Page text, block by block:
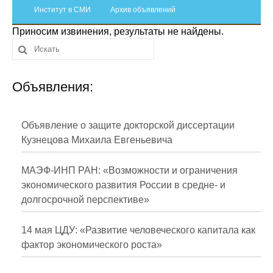
Отчетность
Противодействие коррупции
Материалы для СМИ
Публикации
Научная жизнь
Проблемы прогнозирования
О журнале
Номера журналов
Институт в СМИ Архив объявлений
Приносим извинения, результаты не найдены.
Объявления:
Объявление о защите докторской диссертации
Кузнецова Михаила Евгеньевича
МАЭФ-ИНП РАН: «Возможности и ограничения
экономического развития России в средне- и
долгосрочной перспективе»
14 мая ЦДУ: «Развитие человеческого капитала как
фактор экономического роста»